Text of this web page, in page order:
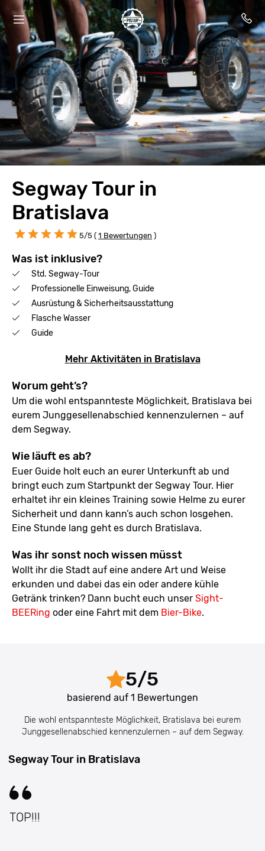
Segway Tour in
Bratislava
5/5 ( 1 Bewertungen )
Was ist inklusive?
Std. Segway-Tour
Professionelle Einweisung, Guide
Ausrüstung & Sicherheitsausstattung
Flasche Wasser
Guide
Mehr Aktivitäten in Bratislava
Worum geht’s?
Um die wohl entspannteste Möglichkeit, Bratislava bei
eurem Junggesellenabschied kennenzulernen – auf
dem Segway.
Wie läuft es ab?
Euer Guide holt euch an eurer Unterkunft ab und
bringt euch zum Startpunkt der Segway Tour. Hier
erhaltet ihr ein kleines Training sowie Helme zu eurer
Sicherheit und dann kann’s auch schon losgehen.
Eine Stunde lang geht es durch Bratislava.
Was ihr sonst noch wissen müsst
Wollt ihr die Stadt auf eine andere Art und Weise
erkunden und dabei das ein oder andere kühle
Getränk trinken? Dann bucht euch unser Sight-
BEERing oder eine Fahrt mit dem Bier-Bike.
5/5
basierend auf 1 Bewertungen
Die wohl entspannteste Möglichkeit, Bratislava bei eurem
Junggesellenabschied kennenzulernen – auf dem Segway.
Segway Tour in Bratislava
TOP!!!